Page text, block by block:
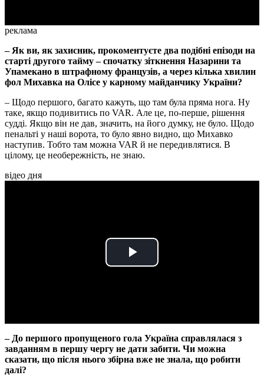
реклама
– Як ви, як захисник, прокоментуєте два подібні епізоди на
старті другого тайму – спочатку зіткнення Назарини та
Упамекано в штрафному французів, а через кілька хвилин
фол Михавка на Олісе у карному майданчику України?
– Щодо першого, багато кажуть, що там була пряма нога. Ну
таке, якщо подивитись по VAR. Але це, по-перше, рішення
судді. Якщо він не дав, значить, на його думку, не було. Щодо
пенальті у наші ворота, то було явно видно, що Михавко
наступив. Тобто там можна VAR й не передивлятися. В
цілому, це необережність, не знаю.
відео дня
Play
– До першого пропущеного гола Україна справлялася з
завданням в першу чергу не дати забити. Чи можна
сказати, що після нього збірна вже не знала, що робити
далі?